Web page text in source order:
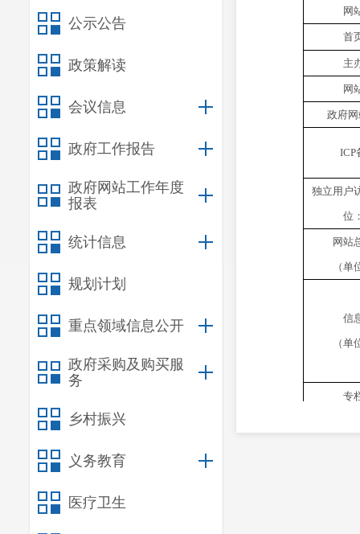
公示公告
政策解读
会议信息
政府工作报告
政府网站工作年度
报表
统计信息
规划计划
重点领域信息公开
政府采购及购买服
务
乡村振兴
义务教育
医疗卫生
网
首
主
网
政府
ICP
独立用户
位
网站
（单
信
（单
专